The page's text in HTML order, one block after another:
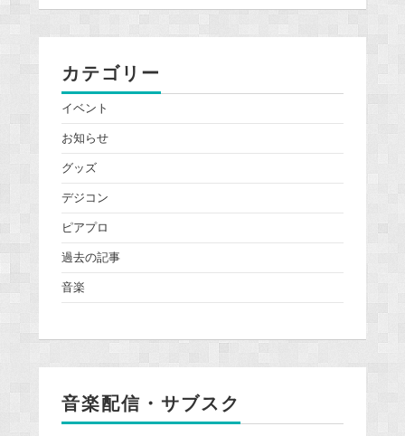
カテゴリー
イベント
お知らせ
グッズ
デジコン
ピアプロ
過去の記事
音楽
音楽配信・サブスク